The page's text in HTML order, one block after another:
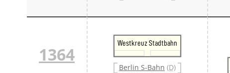
1364
Westkreuz Stadtbahn
Berlin S-Bahn (D)